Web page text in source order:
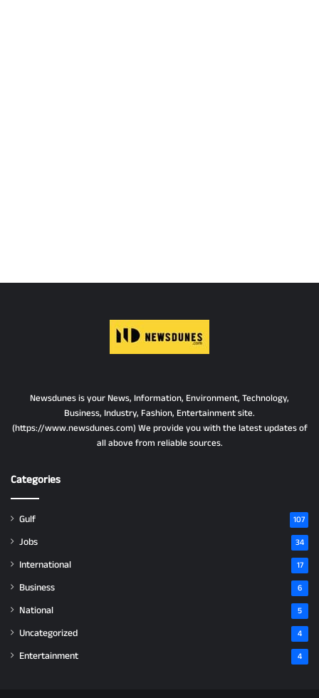
Newsdunes is your News, Information, Environment, Technology,
Business, Industry, Fashion, Entertainment site.
(https://www.newsdunes.com) We provide you with the latest updates of
all above from reliable sources.
Categories
Gulf 107
Jobs 34
International 17
Business 6
National 5
Uncategorized 4
Entertainment 4